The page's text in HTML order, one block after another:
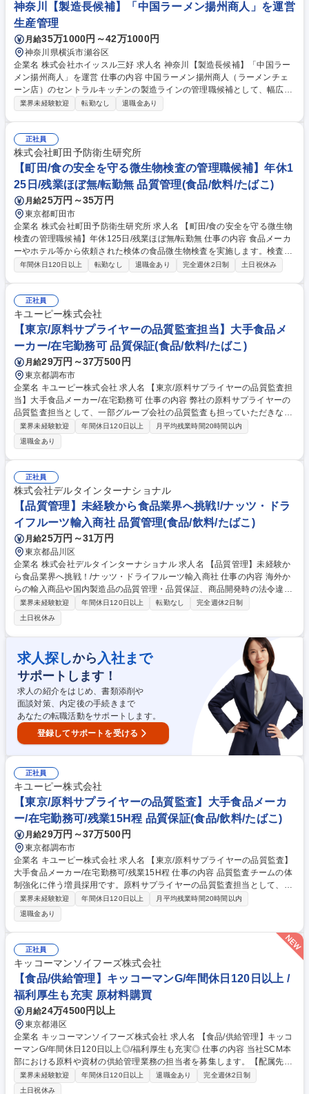
神奈川【製造長候補】「中国ラーメン揚州商人」を運営
生産管理
月給35万1000円～42万1000円
神奈川県横浜市瀬谷区
企業名 株式会社ホイッスル三好 求人名 神奈川【製造長候補】「中国ラー
メン揚州商人」を運営 仕事の内容 中国ラーメン揚州商人（ラーメンチェ
ーン店）のセントラルキッチンの製造ラインの管理職候補として、幅広く
食品工場の管理をご担当いただきます。 【詳細】■セントラルキッチンの
【キャリアプラン】製造ラインリーダー経験後、能力に応じて複数ライン
の統括、製造全体統括、工場長とステップアップを期待 募集職種 神奈川
【製造長候補】「中国ラーメン揚州商人」を運営
業界未経験歓迎 転勤なし 退職金あり
正社員
株式会社町田予防衛生研究所
【町田/食の安全を守る微生物検査の管理職候補】年休1
25日/残業ほぼ無/転勤無 品質管理(食品/飲料/たばこ)
月給25万円～35万円
東京都町田市
企業名 株式会社町田予防衛生研究所 求人名 【町田/食の安全を守る微生物
検査の管理職候補】年休125日/残業ほぼ無/転勤無 仕事の内容 食品メーカ
ーやホテル等から依頼された検体の食品微生物検査を実施します。検査項
目の選定、実際の検査実務、報告、さらには衛生管理体制構築のフォロー
管出血性大腸菌等の食中毒菌）および環境衛生検査を実施。将来的には管
理職として、メンバーのスキルアップ指導や検査体制の構築を牽引してい
ただきます。単なるデータ算出にとどまらず、検査結果をもとに顧客の衛
生管理体制の構築までフォローできるのがこの仕事の大きな醍醐味です。
募集職種 【町田/食の安全を守る微生物検査の管理職候補】年休125日/残
業ほぼ無/転勤無
年間休日120日以上 転勤なし 退職金あり 完全週休2日制 土日祝休み
正社員
キユーピー株式会社
【東京/原料サプライヤーの品質監査担当】大手食品メ
ーカー/在宅勤務可 品質保証(食品/飲料/たばこ)
月給29万円～37万500円
東京都調布市
企業名 キユーピー株式会社 求人名 【東京/原料サプライヤーの品質監査担
当】大手食品メーカー/在宅勤務可 仕事の内容 弊社の原料サプライヤーの
品質監査担当として、一部グループ会社の品質監査も担っていただきなが
ら、キユーピーグループ全体の品質維持に向けて、以下業務をお任せいた
します。 ■原材料の品質基準策定 ■原料サプライヤーに対する監査実務 ■
原料不良の有効性確認および改善の対応や原料の危害分析 ■グループ原料
管理 等 監査業務の経験を積んでいただき、他の品質保証の経験を積んで
いただきます。将来的にはリーダークラスで業務を担っていただける方を
希望いたします。 募集職種 【東京/原料サプライヤーの品質監査担当】大
手食品メーカー/在宅勤務可
業界未経験歓迎 年間休日120日以上
月平均残業時間20時間以内
退職金あり
正社員
株式会社デルタインターナショナル
【品質管理】未経験から食品業界へ挑戦!/ナッツ・ドラ
イフルーツ輸入商社 品質管理(食品/飲料/たばこ)
月給25万円～31万円
東京都品川区
企業名 株式会社デルタインターナショナル 求人名 【品質管理】未経験か
ら食品業界へ挑戦！/ナッツ・ドライフルーツ輸入商社 仕事の内容 海外か
らの輸入商品や国内製造品の品質管理・品質保証、商品開発時の法令違反
の有無確認などをお任せします。ゆくゆくは国内外工場の視察・監査や食
品の品質と安全の改善・指導もご担当いただく予定です。 ■品質や安全性
の確認業務・社内外商品規格書の作成、マニュアルの作成 ■商品パッケー
ジ等の食品表示の作成、点検お客様からのお申し出に関する原因究明及び
報告書の作成■データ分析からの、品質向上、事故予防策を検討し実行■サ
プライヤー工場への監査、改善指導 ■商品に関する問合せ・クレーム対応
（原因究明～再発防止） 募集職種 【品質管理】未経験から食品業界へ挑
戦！/ナッツ・ドライフルーツ輸入商社
業界未経験歓迎 年間休日120日以上 転勤なし
完全週休2日制
土日祝休み
求人探しから 入社まで
サポートします！
求人の紹介をはじめ、書類添削や
面談対策、内定後の手続きまで
あなたの転職活動をサポートします。
登録してサポートを受ける
正社員
キユーピー株式会社
【東京/原料サプライヤーの品質監査】大手食品メーカ
ー/在宅勤務可/残業15H程 品質保証(食品/飲料/たばこ)
月給29万円～37万500円
東京都調布市
企業名 キユーピー株式会社 求人名 【東京/原料サプライヤーの品質監査】
大手食品メーカー/在宅勤務可/残業15H程 仕事の内容 品質監査チームの体
制強化に伴う増員採用です。原料サプライヤーの品質監査担当として、一
部グループ会社の品質監査も担っていただき、キユーピーグループ全体の
品質維持に向けて、以下業務をお任せいたします。 ■原材料の品質基準策
定 ■原料サプライヤーに対する監査実務 ■原料不良の有効性確認および改
善の対応や原料の危害分析 ■グループ原料管理 等 【魅力】調味料、加工
食品、卵、惣菜など、最低4カテゴリー以上の幅広い製品群に関われるた
め、様々な経験、スキルを積むことが可能です。また、将来的にFSSC監
査員や食品安全コンサルタントなどのキャリア形成にも活かせる経験を積
むことができます。 募集職種 【東京/原料サプライヤーの品質監査】大手
食品メーカー/在宅勤務可/残業15H程
業界未経験歓迎 年間休日120日以上
月平均残業時間20時間以内
退職金あり
正社員
キッコーマンソイフーズ株式会社
【食品/供給管理】キッコーマンG/年間休日120日以上 /
福利厚生も充実 原材料購買
月給24万4500円以上
東京都港区
企業名 キッコーマンソイフーズ株式会社 求人名 【食品/供給管理】キッコ
ーマンG/年間休日120日以上◎/福利厚生も充実◎ 仕事の内容 当社SCM本
部における原料や資材の供給管理業務の担当者を募集します。【配属先に
ついて】当社SCM本部は「サプライチェーンの最適化」を目的として全社
最適に向けた合意形成と意思決定を推進する部署です。 【業務内容】原料
業界未経験歓迎 年間休日120日以上 退職金あり
完全週休2日制
土日祝休み